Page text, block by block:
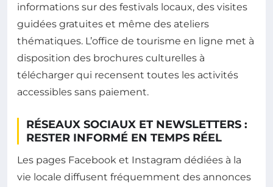
informations sur des festivals locaux, des visites
guidées gratuites et même des ateliers
thématiques. L’office de tourisme en ligne met à
disposition des brochures culturelles à
télécharger qui recensent toutes les activités
accessibles sans paiement.
RÉSEAUX SOCIAUX ET NEWSLETTERS :
RESTER INFORMÉ EN TEMPS RÉEL
Les pages Facebook et Instagram dédiées à la
vie locale diffusent fréquemment des annonces